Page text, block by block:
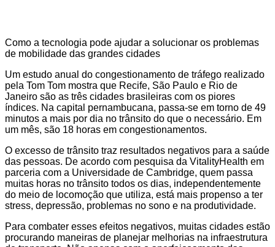
Como a tecnologia pode ajudar a solucionar os problemas
de mobilidade das grandes cidades
Um estudo anual do congestionamento de tráfego realizado
pela Tom Tom mostra que Recife, São Paulo e Rio de
Janeiro são as três cidades brasileiras com os piores
índices. Na capital pernambucana, passa-se em torno de 49
minutos a mais por dia no trânsito do que o necessário. Em
um mês, são 18 horas em congestionamentos.
O excesso de trânsito traz resultados negativos para a saúde
das pessoas. De acordo com pesquisa da VitalityHealth em
parceria com a Universidade de Cambridge, quem passa
muitas horas no trânsito todos os dias, independentemente
do meio de locomoção que utiliza, está mais propenso a ter
stress, depressão, problemas no sono e na produtividade.
Para combater esses efeitos negativos, muitas cidades estão
procurando maneiras de planejar melhorias na infraestrutura